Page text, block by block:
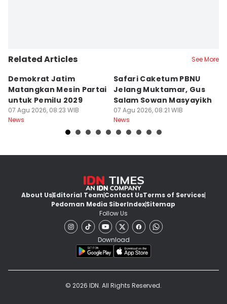
Related Articles See More
Demokrat Jatim
Matangkan Mesin Partai
untuk Pemilu 2029
07 Agu 2026, 08:23 WIB
News
Safari Caketum PBNU
Jelang Muktamar, Gus
Salam Sowan Masyayikh
07 Agu 2026, 08:21 WIB
News
About UsEditorial TeamContact UsTerms of Services
Pedoman Media SiberIndexSitemap
Follow Us
Download
© 2026 IDN. All Rights Reserved.